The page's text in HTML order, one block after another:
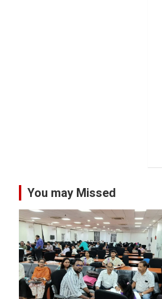
You may Missed